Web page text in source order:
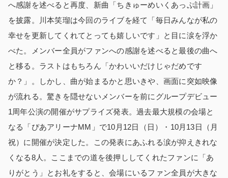
へ感謝を述べると再度、新曲「ちきゅーめいくあっぷ計画」
を披露。川本笑瑠は今回のライブを経て「毎日みんなが私の
幸せを更新してくれてとっても嬉しいです」と目に涙を浮か
べた。メンバー全員がファンへの感謝を述べると最後の曲へ
と移る。ラストはもちろん「かわいいだけじゃだめです
か？」。しかし、曲が始まるかと思いきや、画面に突如映像
が流れる。驚きを隠せないメンバーを前にグループデビュー
1周年公演の開催がサプライズ発表。過去最大規模の会場と
なる「ぴあアリーナMM」で10月12日（日）・10月13日（月
祝）に開催が決定した。この発表にあふれる涙が抑えきれな
くなる8人。ここまでの道を後押ししてくれたファンに「あ
りがとう」とお礼をすると、会場にいるファン全員が大きな